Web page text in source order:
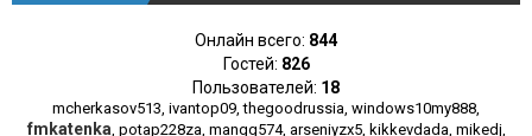
Онлайн всего: 844
Гостей: 826
Пользователей: 18
mcherkasov513, ivantop09,thegoodrussia, windows10my888,
fmkatenka, potap228za, mangg574, arseniyzx5, kikkevdada, mikedj,